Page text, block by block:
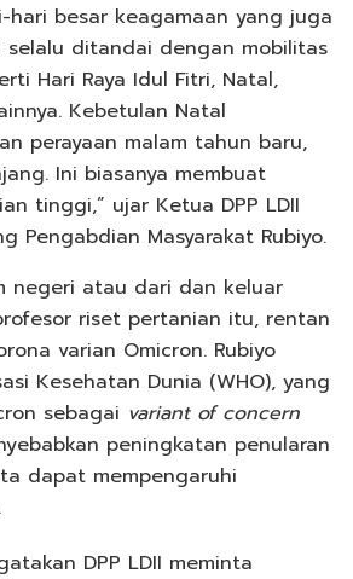
hari besar keagamaan yang juga
selalu ditandai dengan mobilitas
Hari Raya Idul Fitri, Natal,
Kebetulan Natal
perayaan malam tahun baru,
Ini biasanya membuat
tinggi,” ujar Ketua DPP LDII
Pengabdian Masyarakat Rubiyo.
negeri atau dari dan keluar
riset pertanian itu, rentan
varian Omicron. Rubiyo
Kesehatan Dunia (WHO), yang
sebagai variant of concern
peningkatan penularan
dapat mempengaruhi
DPP LDII meminta